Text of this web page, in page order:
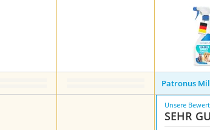
Patronus
Unsere
SEHR